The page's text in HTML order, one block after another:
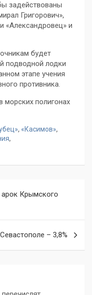
задействованы
Григорович»,
«Александровец» и
будет
подводной лодки
этапе учения
противника.
морских полигонах
, «Касимов»,
,
Крымского
– 3,8%